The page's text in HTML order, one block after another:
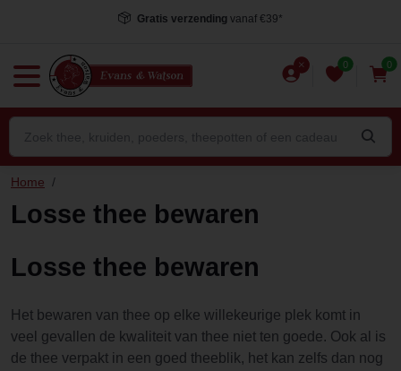
Gratis verzending vanaf €39*
0 0
Home /
Losse thee bewaren
Losse thee bewaren
Het bewaren van thee op elke willekeurige plek komt in
veel gevallen de kwaliteit van thee niet ten goede. Ook al is
de thee verpakt in een goed theeblik, het kan zelfs dan nog